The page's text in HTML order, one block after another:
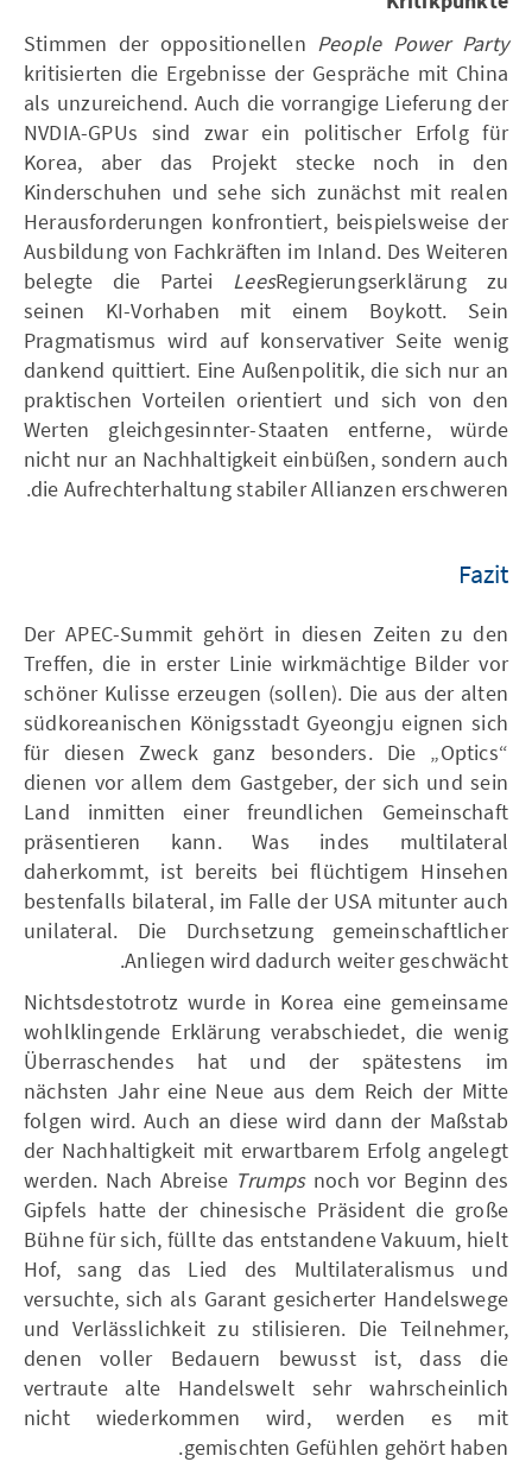
Stimmen der oppositionellen People Power Party
kritisierten die Ergebnisse der Gespräche mit China
als unzureichend. Auch die vorrangige Lieferung der
NVDIA-GPUs sind zwar ein politischer Erfolg für
Korea, aber das Projekt stecke noch in den
Kinderschuhen und sehe sich zunächst mit realen
Herausforderungen konfrontiert, beispielsweise der
Ausbildung von Fachkräften im Inland. Des Weiteren
belegte die Partei LeesRegierungserklärung zu
seinen KI-Vorhaben mit einem Boykott. Sein
Pragmatismus wird auf konservativer Seite wenig
dankend quittiert. Eine Außenpolitik, die sich nur an
praktischen Vorteilen orientiert und sich von den
Werten gleichgesinnter-Staaten entferne, würde
nicht nur an Nachhaltigkeit einbüßen, sondern auch
die Aufrechterhaltung stabiler Allianzen erschweren.
Fazit
Der APEC-Summit gehört in diesen Zeiten zu den
Treffen, die in erster Linie wirkmächtige Bilder vor
schöner Kulisse erzeugen (sollen). Die aus der alten
südkoreanischen Königsstadt Gyeongju eignen sich
für diesen Zweck ganz besonders. Die „Optics“
dienen vor allem dem Gastgeber, der sich und sein
Land inmitten einer freundlichen Gemeinschaft
präsentieren kann. Was indes multilateral
daherkommt, ist bereits bei flüchtigem Hinsehen
bestenfalls bilateral, im Falle der USA mitunter auch
unilateral. Die Durchsetzung gemeinschaftlicher
Anliegen wird dadurch weiter geschwächt.
Nichtsdestotrotz wurde in Korea eine gemeinsame
wohlklingende Erklärung verabschiedet, die wenig
Überraschendes hat und der spätestens im
nächsten Jahr eine Neue aus dem Reich der Mitte
folgen wird. Auch an diese wird dann der Maßstab
der Nachhaltigkeit mit erwartbarem Erfolg angelegt
werden. Nach Abreise Trumpsnoch vor Beginn des
Gipfels hatte der chinesische Präsident die große
Bühne für sich, füllte das entstandene Vakuum, hielt
Hof, sang das Lied des Multilateralismus und
versuchte, sich als Garant gesicherter Handelswege
und Verlässlichkeit zu stilisieren. Die Teilnehmer,
denen voller Bedauern bewusst ist, dass die
vertraute alte Handelswelt sehr wahrscheinlich
nicht wiederkommen wird, werden es mit
gemischten Gefühlen gehört haben.